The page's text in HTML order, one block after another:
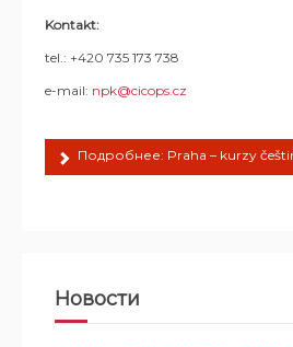
Kontakt:
tel.: +420 735 173 738
e-mail: npk@cicops.cz
Подробнее: Praha – kurzy
Новости